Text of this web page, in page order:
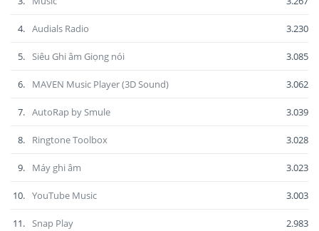
4. Audials Radio 3.230
5. Siêu Ghi âm Giọng nói 3.085
6. MAVEN Music Player (3D Sound) 3.062
7. AutoRap by Smule 3.039
8. Ringtone Toolbox 3.028
9. Máy ghi âm 3.023
10. YouTube Music 3.003
11. Snap Play 2.983